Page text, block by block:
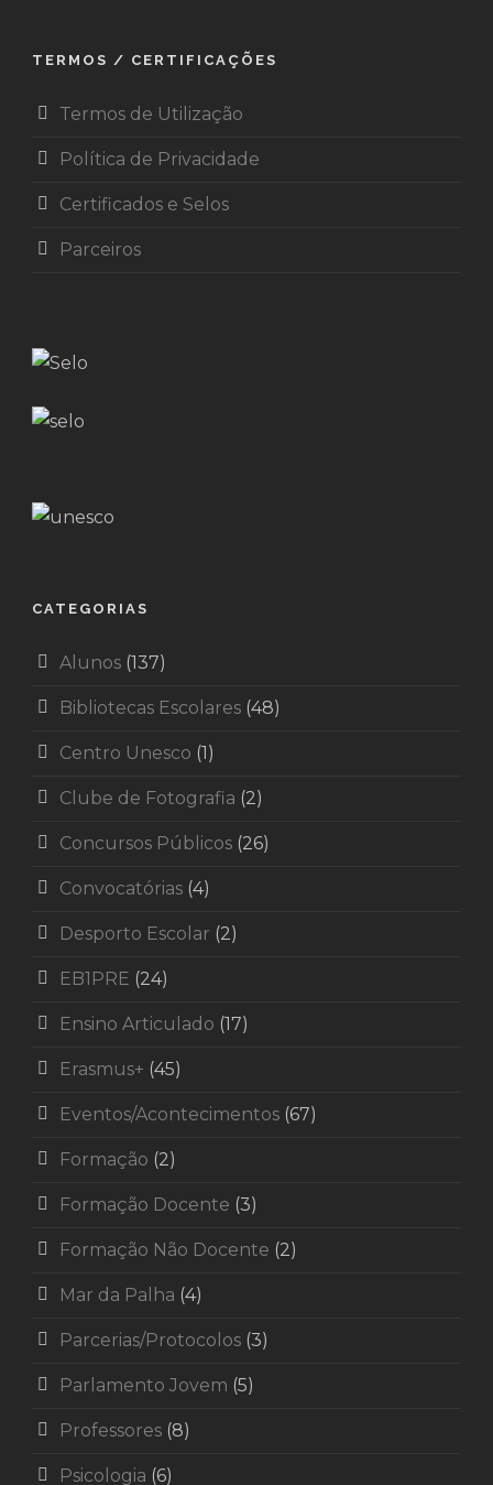
TERMOS / CERTIFICAÇÕES
Termos de Utilização
Política de Privacidade
Certificados e Selos
Parceiros
CATEGORIAS
Alunos (137)
Bibliotecas Escolares (48)
Centro Unesco (1)
Clube de Fotografia (2)
Concursos Públicos (26)
Convocatórias (4)
Desporto Escolar (2)
EB1PRE (24)
Ensino Articulado (17)
Erasmus+ (45)
Eventos/Acontecimentos (67)
Formação (2)
Formação Docente (3)
Formação Não Docente (2)
Mar da Palha (4)
Parcerias/Protocolos (3)
Parlamento Jovem (5)
Professores (8)
Psicologia (6)